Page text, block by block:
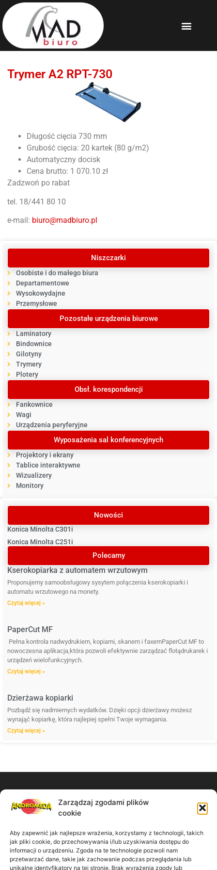
Zarządzaj zgodami plików
cookie
Aby zapewnić jak najlepsze wrażenia, korzystamy z technologii, takich
jak pliki cookie, do przechowywania i/lub uzyskiwania dostępu do
informacji o urządzeniu. Zgoda na te technologie pozwoli nam
przetwarzać dane, takie jak zachowanie podczas przeglądania lub
unikalne identyfikatory na tej stronie. Brak wyrażenia zgody lub
Niszczarki
Osobiste i do małego biura
Departamentowe
Wysokowydajne
Przemysłowe
Pozostałe urządzenia biurowe
Laminatory
Bindownice
Gilotyny
Trymery
Plotery
Obsł. korespondencji
Fankownice
Wagi
Urządzenia peryferyjne
Wyposażenia sal konferencyjnych
Projektory i ekrany
Tablice interaktywne
Wizualizery
Monitory
Trymer A2 RPT-730
Długość cięcia 730 mm
Grubość cięcia: 20 kartek (80 g/m2)
Automatyczny docisk
Cena brutto: 1 070.10 zł
Zadzwoń po rabat
tel. 18/441 80 10
e-mail: biuro@madbiuro.pl
Nowości
Konica Minolta C301i
Konica Minolta C251i
Polecamy
Kserokopiarka z automatem wrzutowym
Proponujemy samoobsługowy sysytem połączenia kserokopiarki i
automatu wrzutowego na monety.
Czytaj więcej »
PaperCut MF
Pełna kontrola nadwydrukiem, kopiami, skanem i faxemPaperCut MF to
nowoczesna aplikacja,która pozwoli efektywnie zarządzać flotądrukarek i
urządzeń wielofunkcyjnych.
Czytaj więcej »
Dzierżawa kopiarki
Pozbądź się nadmiernych wydatków. Dzięki opcji dzierżawy możesz
wynająć kopiarkę, która najlepiej spełni Twoje wymagania.
Czytaj więcej »
Zadzwoń do nas:
61 867 11 91
Napisz wiadomość: